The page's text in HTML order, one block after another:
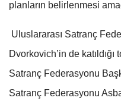
planların belirlenmesi
Uluslararası Satranç
Dvorkovich’in de
Satranç Federasyonu
Satranç Federasyonu